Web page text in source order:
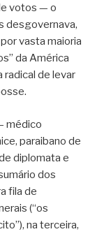
votos — o
desgovernava,
vasta maioria
da América
radical de levar
médico
paraibano de
diplomata e
dos
fila de
(“os
na terceira,